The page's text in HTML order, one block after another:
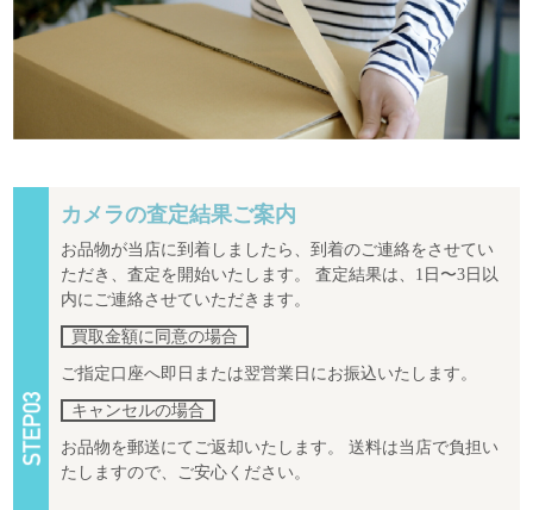
カメラの査定結果ご案内
お品物が当店に到着しましたら、到着のご連絡をさせてい
ただき、査定を開始いたします。 査定結果は、1日〜3日以
内にご連絡させていただきます。
買取金額に同意の場合
ご指定口座へ即日または翌営業日にお振込いたします。
キャンセルの場合
お品物を郵送にてご返却いたします。 送料は当店で負担い
たしますので、ご安心ください。